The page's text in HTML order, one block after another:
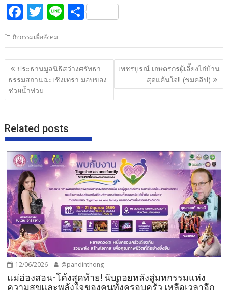
F
ac
e
b
o
o
T
itt
er
Li
e
S
ar
e
กิจกรรมเพื่อสังคม
แนะแนว
เรื่อง
ประธานมูลนิธิสว่างศรัทธา
ธรรมสถานฉะเชิงเทรา มอบของ
ช่วยน้ำท่วม
เพชรบูรณ์ เกษตรกรผู้เลี้ยงไก่บ้าน
สุดแค้นใจ!! (ชมคลิป)
Related posts
12/06/2026 @pandinthong
แม่ฮ่องสอน-โค้งสุดท้าย! นับถอยหลังสู่มหกรรมแห่ง
ความสุขและพลังใจของคนทั้งครอบครัว เหลือเวลาอีก